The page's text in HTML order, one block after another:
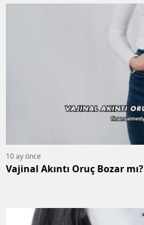
10 ay önce
Vajinal Akıntı Oruç Bozar mı?